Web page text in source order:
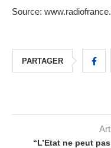
Source:
PARTAGER
“L’Etat ne peut